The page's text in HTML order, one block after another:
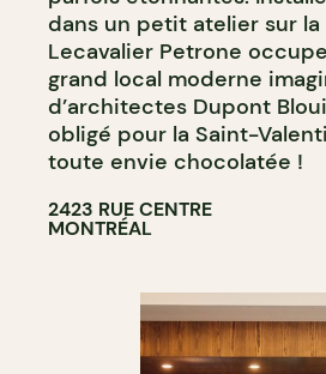
dans un petit atelier sur la
Lecavalier Petrone
grand local moderne
d’architectes Dupont
obligé pour la Saint-
toute envie chocolatée !
2423 RUE CENTRE
MONTRÉAL